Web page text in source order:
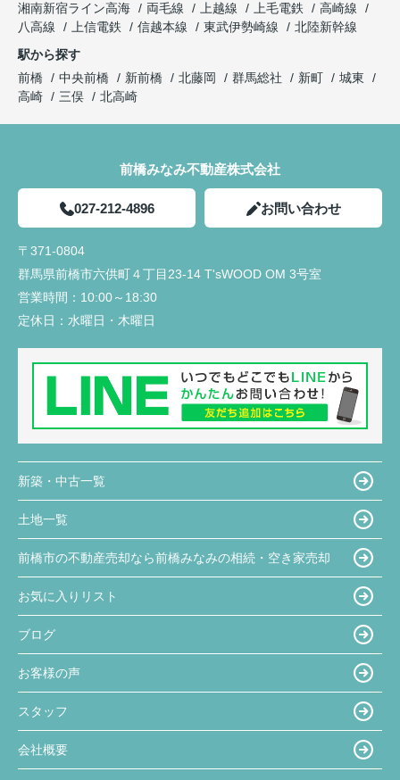
湘南新宿ライン高海
両毛線 上越線 上毛電鉄
高崎線
八高線
上信電鉄 信越本線 東武伊勢崎線
北陸新幹線
駅から探す
前橋
中央前橋 新前橋 北藤岡 群馬総社 新町
城東
高崎
三俣 北高崎
前橋みなみ不動産株式会社
027-212-4896 お問い合わせ
〒371-0804
群馬県前橋市六供町４丁目23‐14 T'sWOOD OM 3号室
営業時間： 10:00～18:30
定休日： 水曜日・木曜日
新築・中古一覧
土地一覧
前橋市の不動産売却なら前橋みなみの相続・空き家売却
お気に入りリスト
ブログ
お客様の声
スタッフ
会社概要